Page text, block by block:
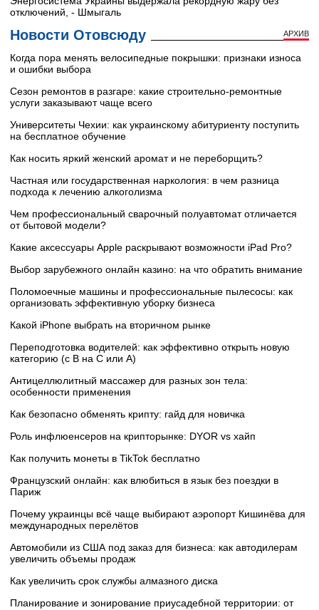
отключений, - Шмыгаль
Новости Отовсюду АРХИВ
Когда пора менять велосипедные покрышки: признаки износа
и ошибки выбора
Сезон ремонтов в разгаре: какие строительно-ремонтные
услуги заказывают чаще всего
Университеты Чехии: как украинскому абитуриенту поступить
на бесплатное обучение
Как носить яркий женский аромат и не переборщить?
Частная или государственная наркология: в чем разница
подхода к лечению алкоголизма
Чем профессиональный сварочный полуавтомат отличается
от бытовой модели?
Какие аксессуары Apple раскрывают возможности iPad Pro?
Выбор зарубежного онлайн казино: на что обратить внимание
Поломоечные машины и профессиональные пылесосы: как
организовать эффективную уборку бизнеса
Какой iPhone выбрать на вторичном рынке
Переподготовка водителей: как эффективно открыть новую
категорию (с B на C или А)
Антицеллюлитный массажер для разных зон тела:
особенности применения
Как безопасно обменять крипту: гайд для новичка
Роль инфлюенсеров на крипторынке: DYOR vs хайп
Как получить монеты в TikTok бесплатно
Французский онлайн: как влюбиться в язык без поездки в
Париж
Почему украинцы всё чаще выбирают аэропорт Кишинёва для
международных перелётов
Автомобили из США под заказ для бизнеса: как автодилерам
увеличить объемы продаж
Как увеличить срок службы алмазного диска
Планирование и зонирование приусадебной территории: от